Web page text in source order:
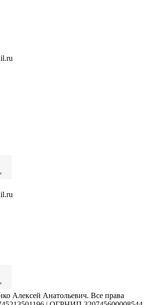
Алексей Анатольевич. Все права